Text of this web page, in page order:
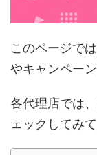
このページで
やキャンペー
各代理店では
ェックしてみ